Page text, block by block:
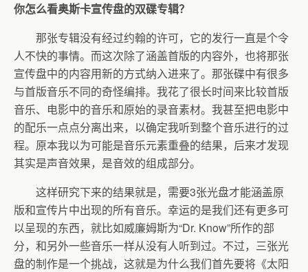
你怎么看奥斯卡宣传盘的双碟专辑？
那张专辑没有经过约翰的许可，它的发行一直是个令
人不快的事情。而这次除了涵盖首版的内容外，也将那张
宣传盘中的内容用新的方式纳入进来了。那张碟中有很多
与首版音乐不同的奇怪编排。我花了很长时间来比较首版
音乐、电影中的音乐和原始的录音素材。我甚至把电影中
的配乐一点点分离出来，以确定我听到整个音乐进行的过
程。原本我以为可能是音乐元素重叠的结果，后来才发现
其实是声音效果，是音效的组成部分。
这样研究下来的结果就是，需要3张光盘才能涵盖原
版和宣传片中出现的所有音乐。幸运的是我们还有更多可
以呈现的东西，就比如威廉姆斯为“Dr. Know”所作的部
分，和另外一些音乐一样从没有人听到过。不过，三张光
盘的制作是一个挑战，这就是为什么我们首先要将《太阳